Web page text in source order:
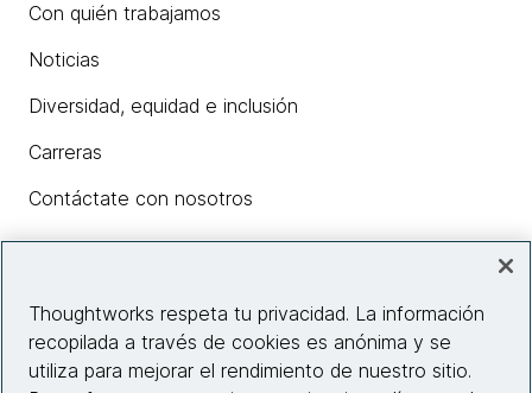
Con quién trabajamos
Noticias
Diversidad, equidad e inclusión
Carreras
Contáctate con nosotros
Información del sitio web
Thoughtworks respeta tu privacidad. La información
recopilada a través de cookies es anónima y se
utiliza para mejorar el rendimiento de nuestro sitio.